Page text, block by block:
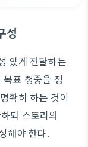
성
있게 전달하는
표 청중을 정
확히 하는 것이
되 스토리의
해야 한다.